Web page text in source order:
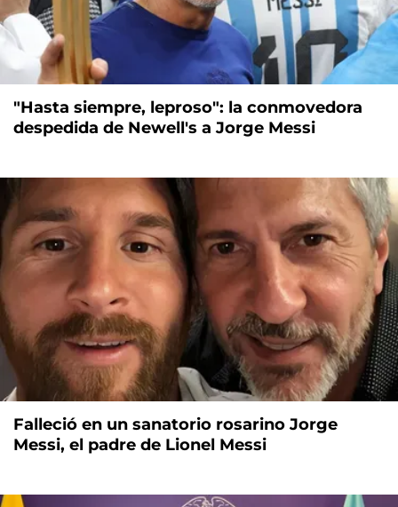
"Hasta siempre, leproso": la conmovedora
despedida de Newell's a Jorge Messi
Falleció en un sanatorio rosarino Jorge
Messi, el padre de Lionel Messi